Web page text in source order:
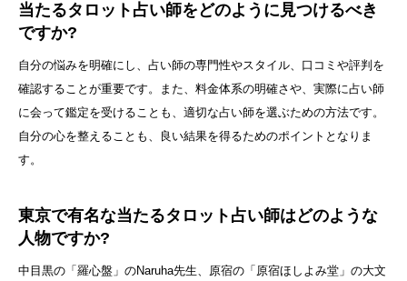
当たるタロット占い師をどのように見つけるべき
ですか?
自分の悩みを明確にし、占い師の専門性やスタイル、口コミや評判を
確認することが重要です。また、料金体系の明確さや、実際に占い師
に会って鑑定を受けることも、適切な占い師を選ぶための方法です。
自分の心を整えることも、良い結果を得るためのポイントとなりま
す。
東京で有名な当たるタロット占い師はどのような
人物ですか?
中目黒の「羅心盤」のNaruha先生、原宿の「原宿ほしよみ堂」の大文